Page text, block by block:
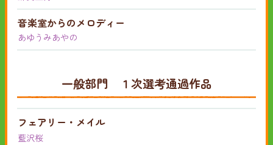
音楽室からのメロディー
あゆうみあやの
一般部門 １次選考通過作品
フェアリー・メイル
藍沢桜